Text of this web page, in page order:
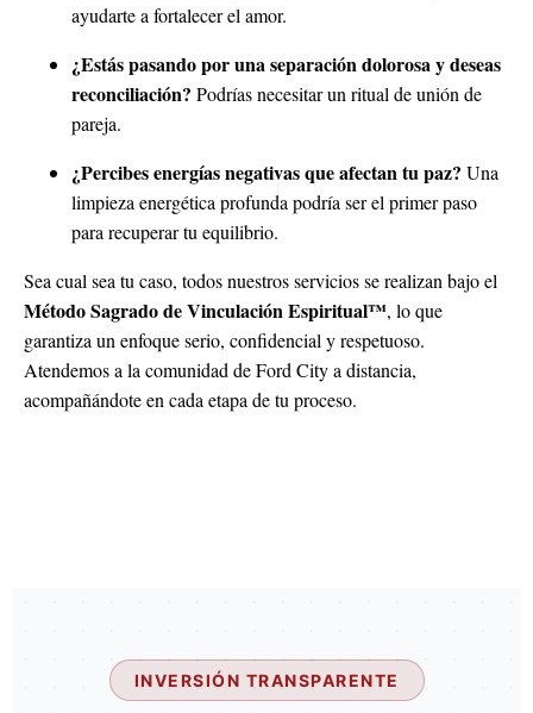
ayudarte a fortalecer el amor.
¿Estás pasando por una separación dolorosa y deseas
reconciliación? Podrías necesitar un ritual de unión de
pareja.
¿Percibes energías negativas que afectan tu paz? Una
limpieza energética profunda podría ser el primer paso
para recuperar tu equilibrio.
Sea cual sea tu caso, todos nuestros servicios se realizan bajo el
Método Sagrado de Vinculación Espiritual™, lo que
garantiza un enfoque serio, confidencial y respetuoso.
Atendemos a la comunidad de Ford City a distancia,
acompañándote en cada etapa de tu proceso.
INVERSIÓN TRANSPARENTE